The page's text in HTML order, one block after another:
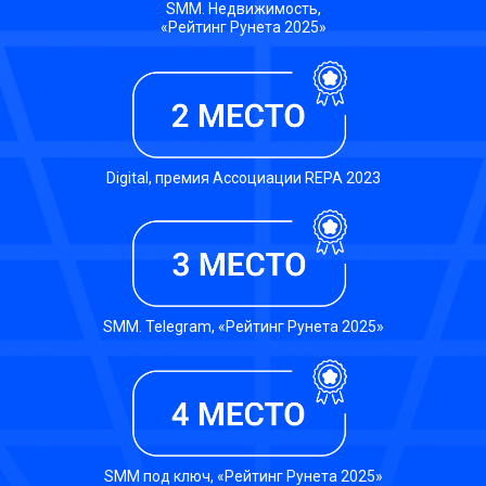
SMM. Telegram, «Рейтинг Рунета 2025»
SMM. Недвижимость,
«Рейтинг Рунета 2025»
Digital, премия Ассоциации REPA 2023
SMM под ключ, «Рейтинг Рунета 2025»